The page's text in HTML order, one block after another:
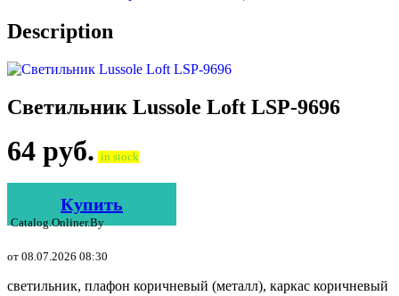
Description
Светильник Lussole Loft LSP-9696
64 руб. in stock
Купить
Catalog.onliner.by
от 08.07.2026 08:30
светильник, плафон коричневый (металл), каркас коричневый